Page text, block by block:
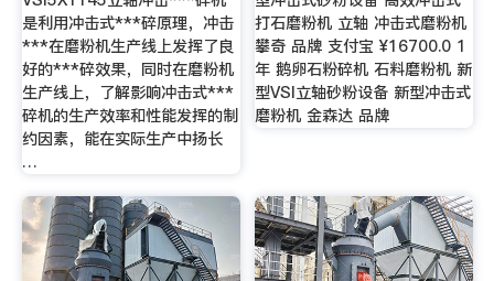
是利用冲击式***碎原理，冲击
***在磨粉机生产线上发挥了良
好的***碎效果，同时在磨粉机
生产线上，了解影响冲击式***
碎机的生产效率和性能发挥的制
约因素，能在实际生产中扬长
…
打石磨粉机 立轴 冲击式磨粉机
攀奇 品牌 支付宝 ¥16700.0 1
年 鹅卵石粉碎机 石料磨粉机 新
型VSI立轴砂粉设备 新型冲击式
磨粉机 金森达 品牌